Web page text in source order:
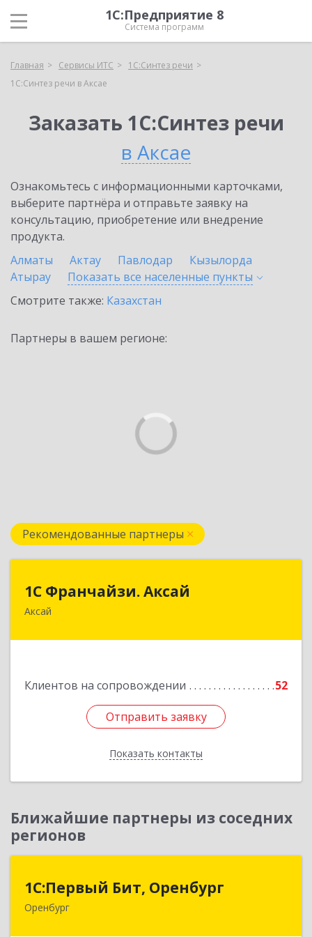
1С:Предприятие 8
Система программ
Главная Сервисы ИТС
1С:Синтез речи
1С:Синтез речи в Аксае
Заказать 1С:Синтез речи
в Аксае
Ознакомьтесь с информационными карточками,
выберите партнёра и отправьте заявку на
консультацию, приобретение или внедрение
продукта.
Алматы
Актау Павлодар
Кызылорда
Атырау
Показать все населенные пункты
Смотрите также: Казахстан
Партнеры в вашем регионе:
Рекомендованные партнеры
1С Франчайзи. Аксай
Аксай
Клиентов на сопровождении 52
Отправить заявку
Показать контакты
1С Франчайзи. Аксай
Отправить заявку
Назад
Ближайшие партнеры из соседних
регионов
1С:Первый Бит, Оренбург
Оренбург
1С:Первый Бит, Оренбург
460044, Оренбургская обл, Оренбург, Березка